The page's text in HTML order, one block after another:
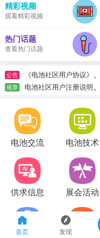
首页 发现
精彩视频
观看精彩视频
热门话题
查看热门话题
公告 《电池社区用户协议》 、
规章 电池社区用户注册说明、
电池交流 电池技术
供求信息 展会活动